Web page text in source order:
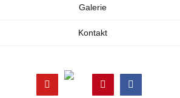
Galerie
Kontakt
YouTube
Shop
PinterestFacebook